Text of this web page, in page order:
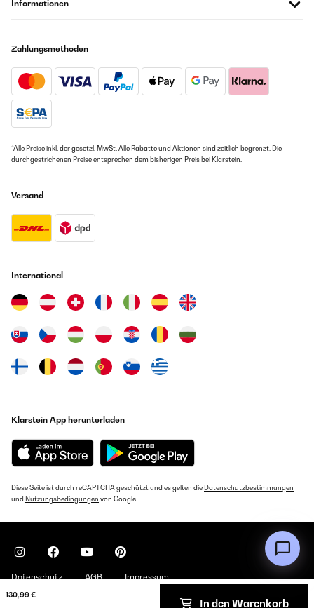
130,99 €
In den Warenkorb
Informationen
Zahlungsmethoden
*Alle Preise inkl. der gesetzl. MwSt. Alle Rabatte und Aktionen sind zeitlich begrenzt. Die
durchgestrichenen Preise entsprechen dem bisherigen Preis bei Klarstein.
Versand
International
Klarstein App herunterladen
Diese Seite ist durch reCAPTCHA geschützt und es gelten die Datenschutzbestimmungen
und Nutzungsbedingungen von Google.
Datenschutz AGB Impressum
Copyright © 2026 Klarstein. All rights reserved